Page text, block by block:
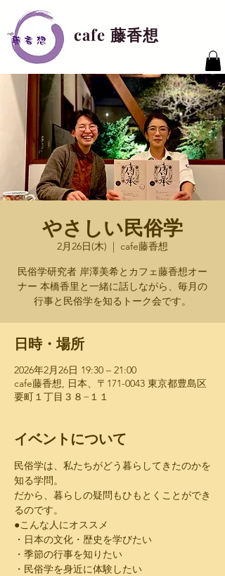
cafe 藤香想
やさしい民俗学
2月26日(木)
  |
cafe藤香想
民俗学研究者 岸澤美希とカフェ藤香想オー
ナー 本橋香里と一緒に話しながら、毎月の
行事と民俗学を知るトーク会です。
日時・場所
2026年2月26日 19:30 – 21:00
cafe藤香想, 日本、〒171-0043 東京都豊島区
要町１丁目３８−１１
イベントについて
民俗学は、私たちがどう暮らしてきたのかを
知る学問。
だから、暮らしの疑問もひもとくことができ
るのです。
●こんな人にオススメ
・日本の文化・歴史を学びたい
・季節の行事を知りたい
・民俗学を身近に体験したい